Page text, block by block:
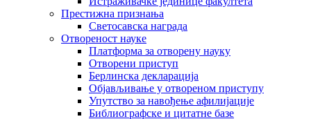
Престижна признања
Светосавска награда
Отвореност науке
Платформа за отворену науку
Отворени приступ
Берлинска декларација
Објављивање у отвореном приступу
Упутство за навођење афилијације
Библиографске и цитатне базе